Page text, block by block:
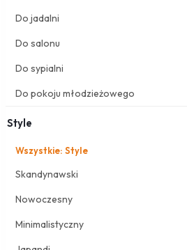
Do jadalni
Do salonu
Do sypialni
Do pokoju młodzieżowego
Style
Wszystkie: Style
Skandynawski
Nowoczesny
Minimalistyczny